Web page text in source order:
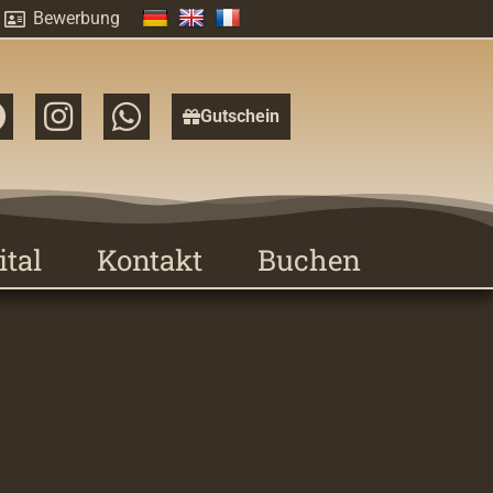
Bewerbung
Gutschein
Kontakt Buchen